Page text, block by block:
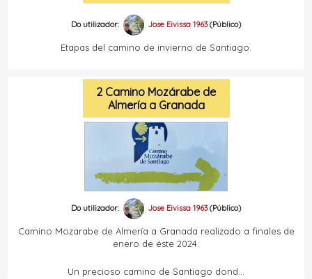
Do utilizador: Jose Eivissa 1963(Público)
Etapas del camino de invierno de Santiago.
2 Camino Mozárabe de
Almería a Granada
Do utilizador: Jose Eivissa 1963(Público)
Camino Mozarabe de Almería a Granada realizado a finales de
enero de éste 2024.
Un precioso camino de Santiago dond...